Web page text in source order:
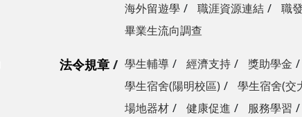
海外留遊學
職涯資源連結
職
畢業生流向調查
法令規章 學生輔導 經濟支持 獎助學金
學生宿舍(陽明校區)
學生宿舍(交
場地器材
健康促進 服務學習